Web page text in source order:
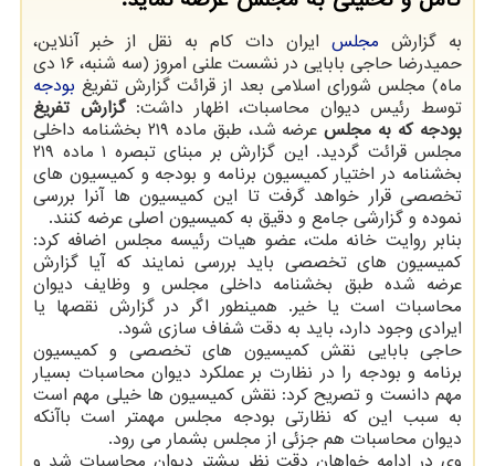
به گزارش مجلس ایران دات کام به نقل از خبر آنلاین،
حمیدرضا حاجی بابایی در نشست علنی امروز (سه شنبه، ۱۶ دی
ماه) مجلس شورای اسلامی بعد از قرائت گزارش تفریغ بودجه
توسط رئیس دیوان محاسبات، اظهار داشت:گزارش تفریغ
بودجه که به مجلس
عرضه شد، طبق ماده ۲۱۹ بخشنامه داخلی
مجلس قرائت گردید. این گزارش بر مبنای تبصره ۱ ماده ۲۱۹
بخشنامه در اختیار کمیسیون برنامه و بودجه و کمیسیون های
تخصصی قرار خواهد گرفت تا این کمیسیون ها آنرا بررسی
نموده و گزارشی جامع و دقیق به کمیسیون اصلی عرضه کنند.
بنابر روایت خانه ملت، عضو هیات رئیسه مجلس اضافه کرد:
کمیسیون های تخصصی باید بررسی نمایند که آیا گزارش
عرضه شده طبق بخشنامه داخلی مجلس و وظایف دیوان
محاسبات است یا خیر. همینطور اگر در گزارش نقصها یا
ایرادی وجود دارد، باید به دقت شفاف سازی شود.
حاجی بابایی نقش کمیسیون های تخصصی و کمیسیون
برنامه و بودجه را در نظارت بر عملکرد دیوان محاسبات بسیار
مهم دانست و تصریح کرد: نقش کمیسیون ها خیلی مهم است
به سبب این که نظارتی بودجه مجلس مهمتر است باآنکه
دیوان محاسبات هم جزئی از مجلس بشمار می رود.